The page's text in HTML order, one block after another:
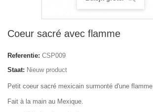
Coeur sacré avec flamme
Referentie: CSP009
Staat: Nieuw product
Petit coeur sacré mexicain surmonté d'une flamme.
Fait à la main au Mexique.